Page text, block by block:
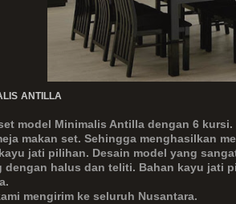
ANTILLA
model Minimalis Antilla dengan 6
makan set. Sehingga menghasilkan
jati pilihan. Desain model yang
dengan halus dan teliti. Bahan kayu jati
mengirim ke seluruh Nusantara.